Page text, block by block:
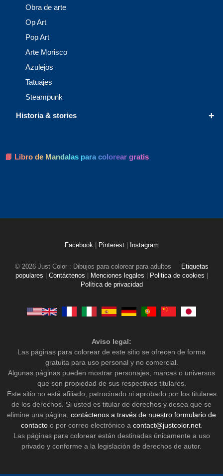
Obra de arte
Op Art
Pop Art
Arte Morisco
Azulejos
Tatuajes
Steampunk
+
Historia & stories
📘 Libro de Mandalas para colorear gratis
Facebook Pinterest Instagram
© 2026 Just Color : Dibujos para colorear para adultos
Etiquetas
populares
Contáctenos Menciones legales Politica de cookies
Política de privacidad
Aviso legal:
Las páginas para colorear de este sitio se ofrecen de forma
gratuita para uso personal y no comercial.
Algunas páginas pueden mostrar personajes, marcas o universos
que son propiedad de sus respectivos titulares.
Este sitio no está afiliado, patrocinado ni aprobado por los titulares
de los derechos. Si usted es titular de derechos y desea que se
elimine una página, contáctenos a través de nuestro formulario de
contactoo por correo electrónico a contact@justcolor.net.
Las páginas para colorear están destinadas únicamente a uso
privado y conforme a la legislación de derechos de autor.